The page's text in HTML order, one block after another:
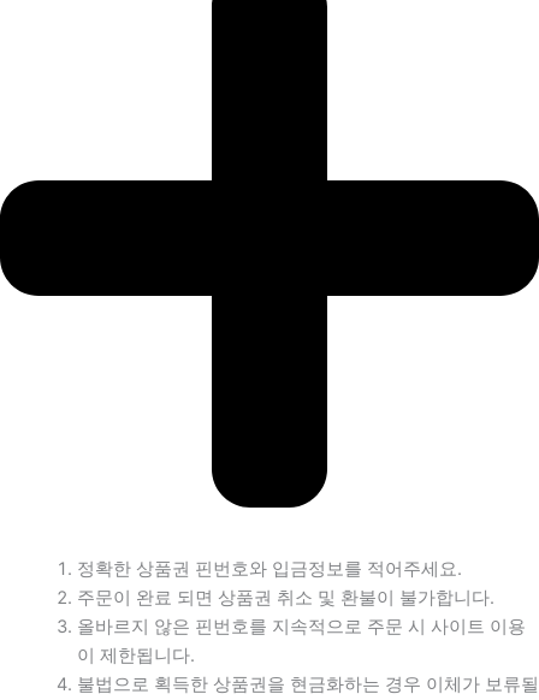
정확한 상품권 핀번호와 입금정보를 적어주세요.
주문이 완료 되면 상품권 취소 및 환불이 불가합니다.
올바르지 않은 핀번호를 지속적으로 주문 시 사이트 이용
이 제한됩니다.
불법으로 획득한 상품권을 현금화하는 경우 이체가 보류될